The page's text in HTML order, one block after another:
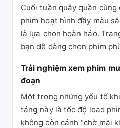
Cuối tuần quây quần cùng
phim hoạt hình đầy màu
là lựa chọn hoàn hảo.
bạn dễ dàng chọn phim
Trải nghiệm xem phim
đoạn
Một trong những yếu tố
tảng này là tốc độ load
không còn cảnh "chờ mãi